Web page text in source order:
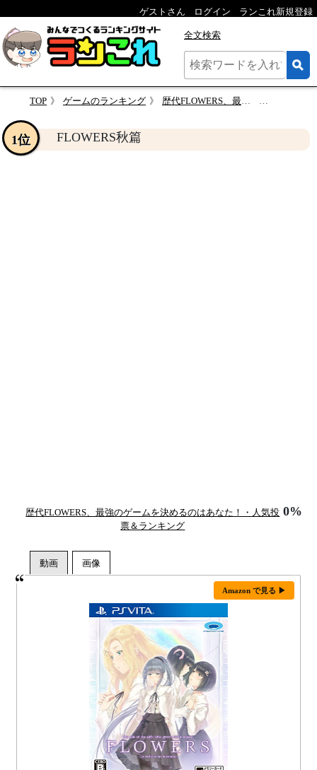
ゲストさん ログイン ランこれ新規登録
全文検索
TOP ゲームのランキング 歴代FLOWERS、最強のゲームを決めるのはあなた！・人気投票＆ランキング
FLOWERS秋篇
1位
歴代FLOWERS、最強のゲームを決めるのはあなた！・人気投
票＆ランキング
0%
Amazon で見る ▶